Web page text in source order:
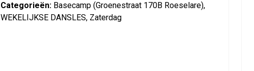
Categorieën: Basecamp (Groenestraat 170B Roeselare),
WEKELIJKSE DANSLES, Zaterdag